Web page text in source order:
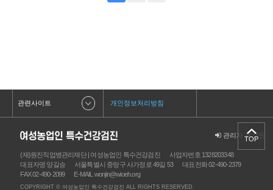
관련사이트 개인정보처리방침
TOP
(재)원진직업병관리재단 | 여성농업인 특수건강검진
사업자번호 1328203348
대표자명 양길승
서울특별시 중랑구 사가정로 49길 53
대표전화 02-490-2379
FAX 02-490-2099
E-MAIL wonjin@wioeh.org
COPYRIGHT © 여성농업인 특수건강검진 ALL RIGHTS RESERVED.
관리자 로그인